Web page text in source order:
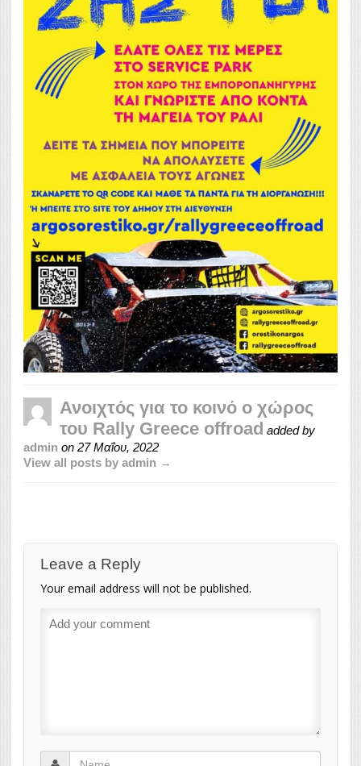
Ανοιχτός για το κοινό ο χώρος
του Rally Greece offroad added by
admin on 27 Μαΐου, 2022
View all posts by admin →
Leave a Reply
Your email address will not be published.